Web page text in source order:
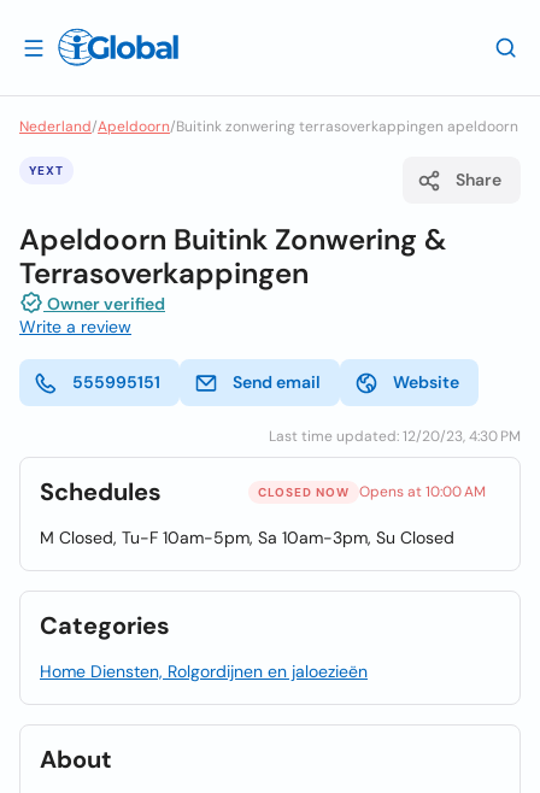
Nederland/Apeldoorn/Buitink zonwering terrasoverkappingen apeldoorn
YEXT Share
Apeldoorn Buitink Zonwering &
Terrasoverkappingen
Owner verified
Write a review
555995151 Send email Website
Last time updated: 12/20/23, 4:30 PM
Schedules CLOSED NOW Opens at 10:00 AM
M Closed, Tu-F 10am-5pm, Sa 10am-3pm, Su Closed
Categories
Home Diensten, Rolgordijnen en jaloezieën
About